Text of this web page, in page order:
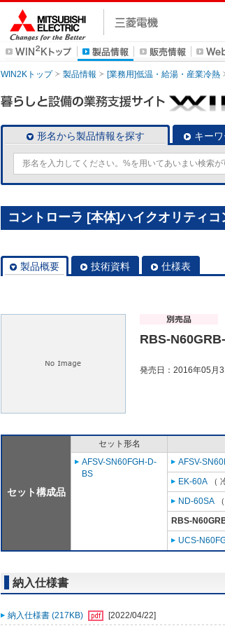
WIN2Kトップ 製品情報 [業務用]低温・給湯・産業冷熱
形名から製品情報を探す キー
コントローラ [本体]ハイクオリティ
製品概要 技術資料 仕様表
RBS-
発売日：2016年05月
セット構成品
セット形名
AFSV-SN60FGH-D-
BS
AFSV-
EK-60A （
ND-60SA
RBS-
UCS-
納入仕様書
納入仕様書 (217KB) [2022/04/22]